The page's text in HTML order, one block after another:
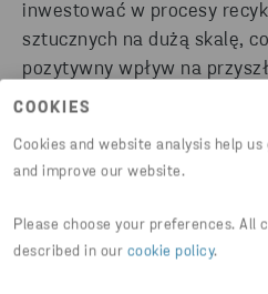
COOKIES
Cookies and website analysis help
and improve our website.
Please choose your preferences. All
described in our cookie policy.
inwestować w procesy
sztucznych na dużą skalę,
pozytywny wpływ na
powiedział Kristofer